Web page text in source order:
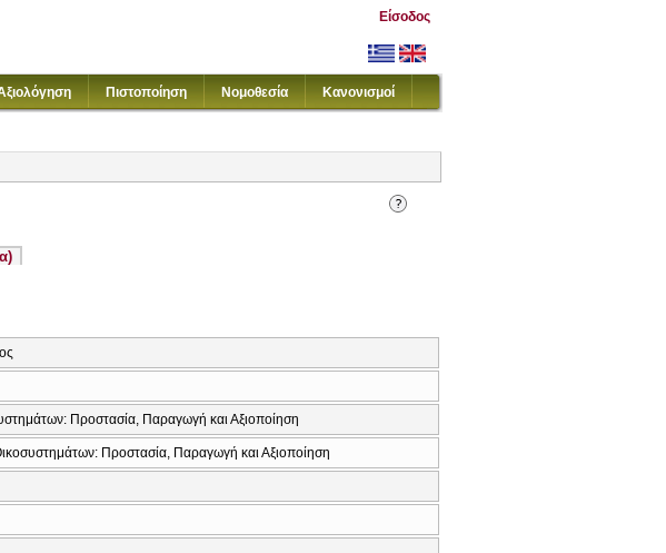
Είσοδος
Πιστοποίηση Νομοθεσία Κανονισμοί
Προστασία, Παραγωγή και Αξιοποίηση
Προστασία, Παραγωγή και Αξιοποίηση